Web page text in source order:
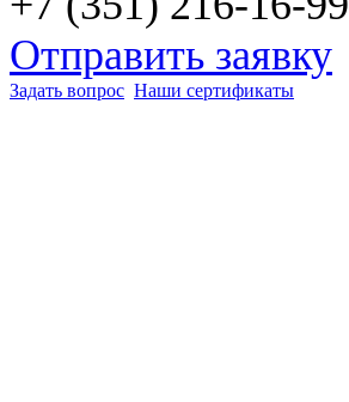
Отправить заявку
Задать вопрос Наши сертификаты